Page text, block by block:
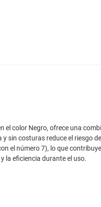
el color Negro, ofrece una
sin costuras reduce el riesgo
el número 7), lo que
la eficiencia durante el uso.